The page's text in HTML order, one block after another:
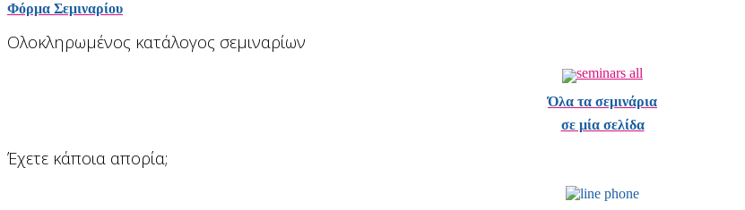
Φόρμα Σεμιναρίου
Ολοκληρωμένος κατάλογος σεμιναρίων
Όλα τα σεμινάρια
σε μία σελίδα
Έχετε κάποια απορία;